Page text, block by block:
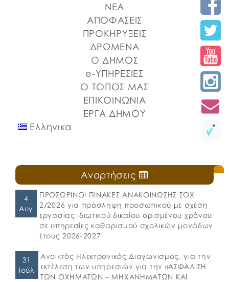
ΝΕΑ
ΑΠΟΦΑΣΕΙΣ
ΠΡΟΚΗΡΥΞΕΙΣ
ΔΡΩΜΕΝΑ
Ο ΔΗΜΟΣ
e-ΥΠΗΡΕΣΙΕΣ
Ο ΤΟΠΟΣ ΜΑΣ
ΕΠΙΚΟΙΝΩΝΙΑ
ΕΡΓΑ ΔΗΜΟΥ
Ελληνικα
Αναρτήσεις
4
Αυγ
ΠΡΟΣΩΡΙΝΟΙ ΠΙΝΑΚΕΣ ΑΝΑΚΟΙΝΩΣΗΣ ΣΟΧ
2/2026 για πρόσληψη προσωπικού με σχέση
εργασίας ιδιωτικού δικαίου ορισμένου χρόνου
σε υπηρεσίες καθαρισμού σχολικών μονάδων
έτους 2026-2027
31
Ιούλ
Ανοικτός Ηλεκτρονικός Διαγωνισμός, για την
εκτέλεση των υπηρεσιών για την «ΑΣΦΑΛΙΣΗ
ΤΩΝ ΟΧΗΜΑΤΩΝ – ΜΗΧΑΝΗΜΑΤΩΝ ΚΑΙ